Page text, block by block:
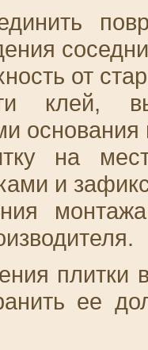
от
клей,
основания
на
и
ее